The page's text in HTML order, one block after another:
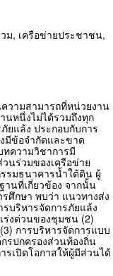
ม, เครือข่ายประชาชน,
วามสามารถที่หน่วยงาน
นหนึ่งไม่ได้รวมถึงทุก
ยแล้ง ประกอบกับการ
มีข้อจำกัดและขาด
ความวิชาการมี
นร่วมของเครือข่าย
รมธนาคารน้ำใต้ดิน ผู้
านที่เกี่ยวข้อง จากนั้น
ศึกษา พบว่า แนวทางส่ง
บริหารจัดการภัยแล้ง
ร่งด่วนของชุมชน (2)
การบริหารจัดการแบบ
รปกครองส่วนท้องถิ่น
เปิดโอกาสให้ผู้มีส่วนได้